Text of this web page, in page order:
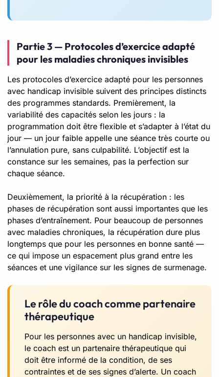
Partie 3 — Protocoles d’exercice adapté
pour les maladies chroniques invisibles
Les protocoles d’exercice adapté pour les personnes
avec handicap invisible suivent des principes distincts
des programmes standards. Premièrement, la
variabilité des capacités selon les jours : la
programmation doit être flexible et s’adapter à l’état du
jour — un jour faible appelle une séance très courte ou
l’annulation pure, sans culpabilité. L’objectif est la
constance sur les semaines, pas la perfection sur
chaque séance.
Deuxièmement, la priorité à la récupération : les
phases de récupération sont aussi importantes que les
phases d’entraînement. Pour beaucoup de personnes
avec maladies chroniques, la récupération dure plus
longtemps que pour les personnes en bonne santé —
ce qui impose un espacement plus grand entre les
séances et une vigilance sur les signes de surmenage.
Le rôle du coach comme partenaire
thérapeutique
Pour les personnes avec un handicap invisible,
le coach est un partenaire thérapeutique qui
doit être informé de la condition, de ses
contraintes et de ses signes d’alerte. Un coach